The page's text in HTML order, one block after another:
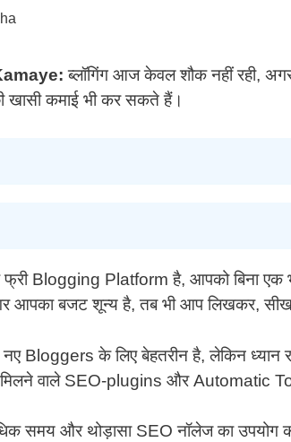
ब्लॉगिंग आज केवल शौक नहीं रही,
खासी कमाई भी कर सकते हैं।
Blogging Platform है, आपको बिना एक
आपका बजट शून्य है, तब भी आप लिखकर,
Bloggers के लिए बेहतरीन है, लेकिन ध्यान
वाले SEO-plugins और Automatic
समय और थोड़ासा SEO नॉलेज का उपयोग